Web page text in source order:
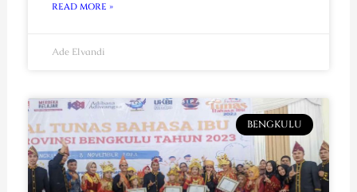
READ MORE »
Ade Elvandi
BENGKULU